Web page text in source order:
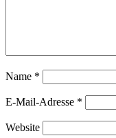
Name *
E-Mail-Adresse *
Website